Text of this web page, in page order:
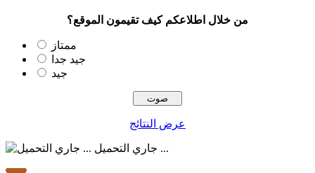
من خلال اطلاعكم كيف تقيمون الموقع؟
ممتاز
جيد جدا
جيد
عرض النتائج
جاري التحميل ...